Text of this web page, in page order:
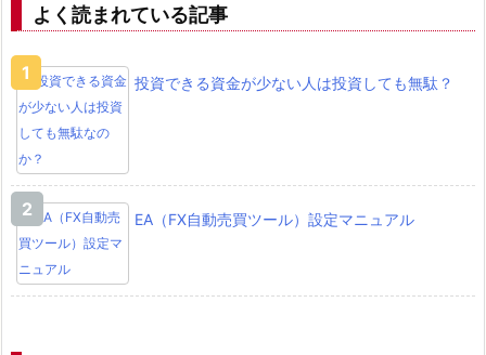
よく読まれている記事
投資できる資金が少ない人は投資しても無駄？
EA（FX自動売買ツール）設定マニュアル